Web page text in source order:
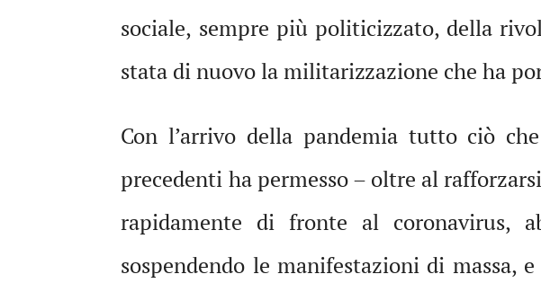
sociale, sempre più politicizzato, della
stata di nuovo la militarizzazione che ha
Con l’arrivo della pandemia tutto ciò
precedenti ha permesso – oltre al
rapidamente di fronte al coronavirus,
sospendendo le manifestazioni di